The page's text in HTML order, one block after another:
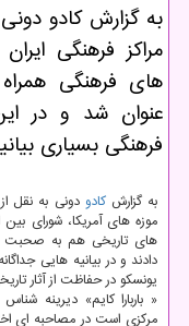
به گزارش كادو
مراكز فرهنگی
های فرهنگی
عنوان شد و در
فرهنگی بسیاری
به گزارشكادو دونی به نقل
موزه های آمریكا، شورای
های تاریخی هم به صحبت
دادند و در بیانیه هایی
یونسكو در حفاظت از آثار
« باربارا كایم» دیرینه
مركزی است در مصاحبه ای